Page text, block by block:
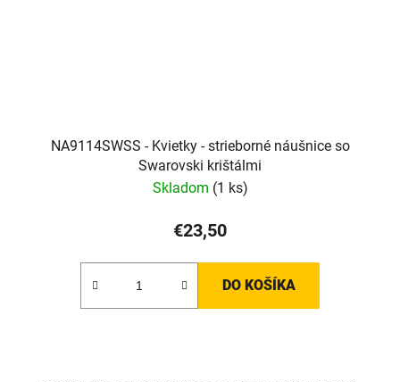
NA9114SWSS - Kvietky - strieborné náušnice so
Swarovski krištálmi
Skladom (1 ks)
€23,50
DO KOŠÍKA